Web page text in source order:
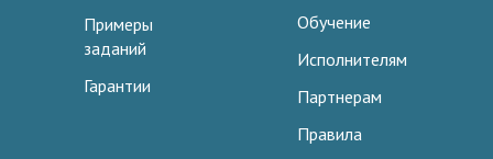
Примеры
заданий
Гарантии
Обучение
Исполнителям
Партнерам
Правила